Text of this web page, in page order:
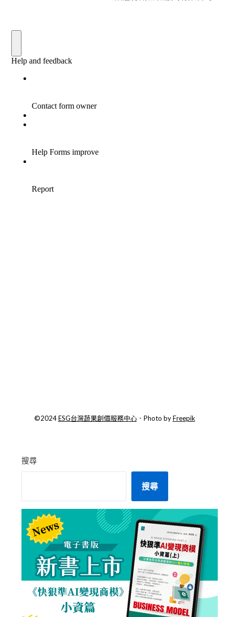
©2024ESG台灣蔬果創價服務中心．Photo byFreepik
搜尋
搜尋